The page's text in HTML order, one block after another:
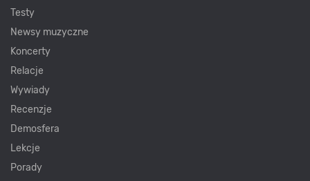
Testy
Newsy muzyczne
Koncerty
Relacje
Wywiady
Recenzje
Demosfera
Lekcje
Porady